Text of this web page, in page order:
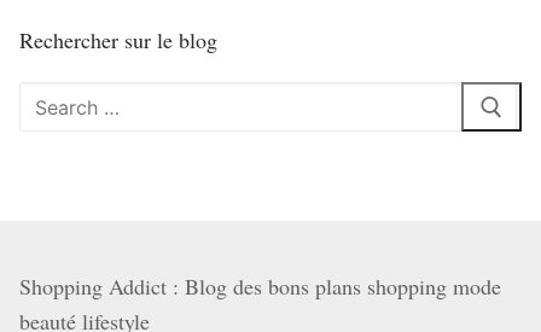
Rechercher sur le blog
Rechercher
Shopping Addict : Blog des bons plans shopping mode
beauté lifestyle